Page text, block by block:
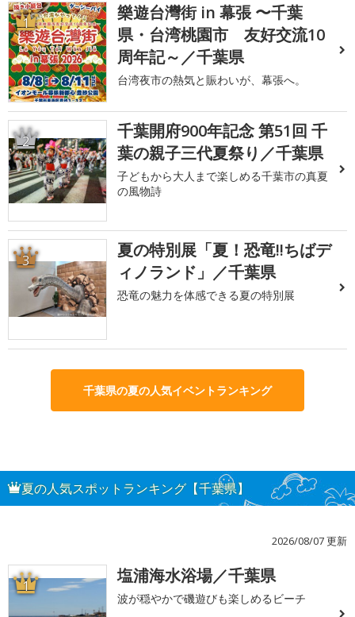
1
樂遊台灣街 in 幕張 〜千葉
県・台湾桃園市 友好交流10
周年記～／千葉県
台湾夜市の熱気と賑わいが、幕張へ。
2
千葉開府900年記念 第51回 千
葉の親子三代夏祭り／千葉県
子どもから大人まで楽しめる千葉市の真夏
の風物詩
3
夏の特別展「夏！恐竜!!ちばデ
ィノランド」／千葉県
恐竜の魅力を体感できる夏の特別展
千葉県の夏の人気イベントランキング
夏の人気スポットランキング【千葉県】
2026/08/07 更新
1 塩浦海水浴場／千葉県
波が穏やかで磯遊びも楽しめるビーチ